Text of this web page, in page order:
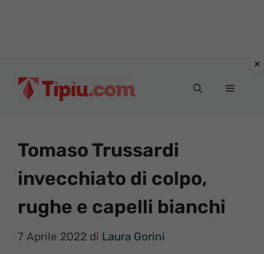
Menu
Tomaso Trussardi
invecchiato di colpo,
rughe e capelli bianchi
7 Aprile 2022 di Laura Gorini